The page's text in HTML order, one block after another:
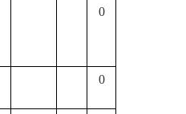
0
0